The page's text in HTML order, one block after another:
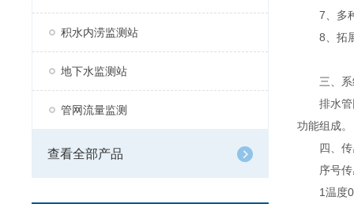
积水内涝监测站
地下水监测站
管网流量监测
查看全部产品
7、多种
8、拓展
三、系
排水管网
功能组成。
四、传
序号传感
1温度